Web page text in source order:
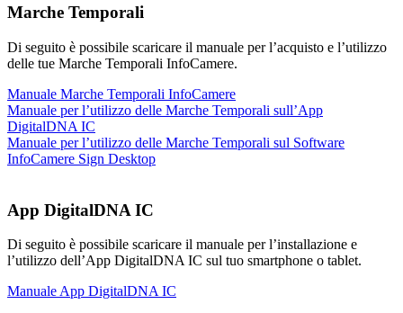
Marche Temporali
Di seguito è possibile scaricare il manuale per l’acquisto e l’utilizzo
delle tue Marche Temporali InfoCamere.
Manuale Marche Temporali InfoCamere
Manuale per l’utilizzo delle Marche Temporali sull’App
DigitalDNA IC
Manuale per l’utilizzo delle Marche Temporali sul Software
InfoCamere Sign Desktop
App DigitalDNA IC
Di seguito è possibile scaricare il manuale per l’installazione e
l’utilizzo dell’App DigitalDNA IC sul tuo smartphone o tablet.
Manuale App DigitalDNA IC